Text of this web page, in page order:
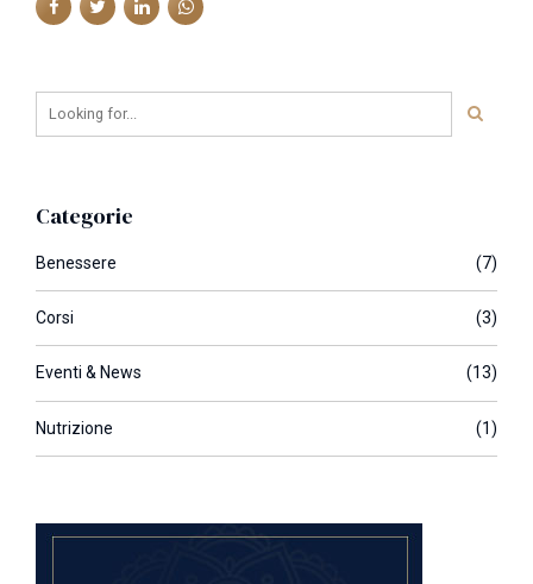
Categorie
Benessere (7)
Corsi (3)
Eventi & News (13)
Nutrizione (1)